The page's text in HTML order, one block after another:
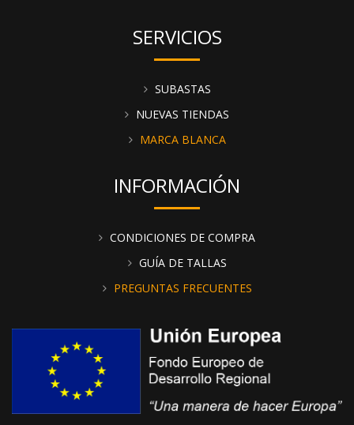
SERVICIOS
SUBASTAS
NUEVAS TIENDAS
MARCA BLANCA
INFORMACIÓN
CONDICIONES DE COMPRA
GUÍA DE TALLAS
PREGUNTAS FRECUENTES